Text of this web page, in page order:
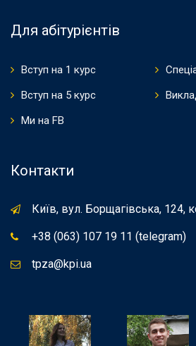
Для абітурієнтів
Вступ на 1 курс
Вступ на 5 курс
Ми на FB
Контакти
Київ, вул. Борщагівська, 124,
+38 (063) 107 19 11 (telegram)
tpza@kpi.ua